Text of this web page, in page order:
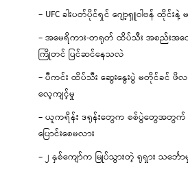
– UFC ခါးပတ်ပိုင်ရှင် ဂျော့ရှူဝါဗန် ထိုင်း
– အမေရိကား-တရုတ် ထိပ်သီး အစည်းအဝ
ကြိုတင် ပြင်ဆင်နေသလဲ
– ပီကင်း ထိပ်သီး ဆွေးနွေးပွဲ မတိုင်ခင် ဖိ
လေ့ကျင့်မှု
– ယူကရိန်း ဒရုန်းတွေက စစ်ပွဲတွေအတွ
ပြောင်းစေမလား
– ၂ နှစ်ကျော်က မြုပ်သွားတဲ့ ရုရှား သင်္ဘ